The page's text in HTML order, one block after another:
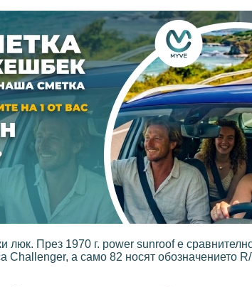
люк. През 1970 г. power sunroof е
Challenger, а само 82 носят обозначението